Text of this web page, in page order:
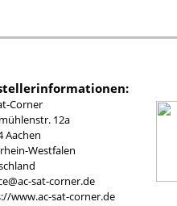
Corner
12a
Aachen
Westfalen
sat-corner.de
www.ac-sat-corner.de